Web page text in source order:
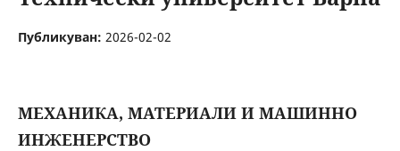
Публикуван: 2026-02-02
МЕХАНИКА, МАТЕРИАЛИ И МАШИННО
ИНЖЕНЕРСТВО